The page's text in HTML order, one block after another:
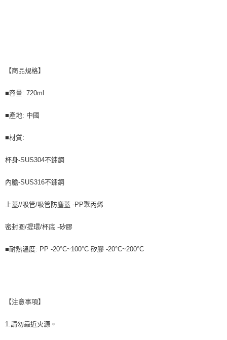
【商品規格】
■容量: 720ml
■產地: 中國
■材質:
杯身-SUS304不鏽鋼
內膽-SUS316不鏽鋼
上蓋//吸管/吸管防塵蓋 -PP聚丙烯
密封圈/提環/杯底 -矽膠
■耐熱溫度: PP -20°C~100°C 矽膠 -20°C~200°C
【注意事項】
1.請勿靠近火源。